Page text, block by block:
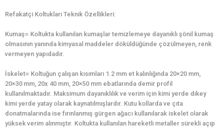
Refakatçi Koltukları Teknik Özellikleri:
Kumaş= Koltukta kullanılan kumaşlar temizlemeye dayanıklı şönil kumaş
olmasının yanında kimyasal maddeler döküldüğünde çözülmeyen, renk
vermeyen yapıdadır.
İskelet= Koltuğun çalışan kısımları 1.2 mm et kalınlığında 20×20 mm,
20×30 mm, 20x 40 mm, 20×50 mm ebatlarında demir profil
kullanılmaktadır. Maksimum dayanıklılık ve verim için kimi yerde dikey
kimi yerde yatay olarak kaynatılmışlardır. Kutu kollarda ve çıta
donatmalarında ise fırınlanmış gürgen ağacı kullanılarak iskelet olarak
yüksek verim alınmıştır. Koltukta kullanılan hareketli metaller sürekli açıp